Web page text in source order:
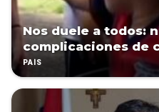
Nos duele a todos:
complicaciones de
PAÍS